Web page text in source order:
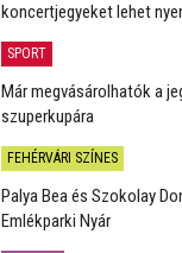
koncertjegyeket lehet
SPORT
Már megvásárolhatók a
szuperkupára
FEHÉRVÁRI SZÍNES
Palya Bea és Szokolay
Emlékparki Nyár